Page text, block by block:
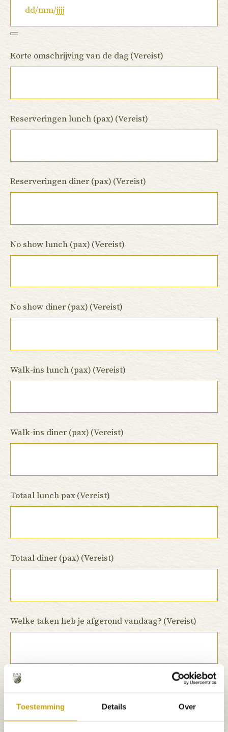
Toestemming Details Over
Korte omschrijving van de dag (Vereist)
Reserveringen lunch (pax) (Vereist)
Reserveringen diner (pax) (Vereist)
No show lunch (pax) (Vereist)
No show diner (pax) (Vereist)
Walk-ins lunch (pax) (Vereist)
Walk-ins diner (pax) (Vereist)
Totaal lunch pax(Vereist)
Totaal diner (pax) (Vereist)
Welke taken heb je afgerond vandaag? (Vereist)
Wat zijn de taken voor morgen?